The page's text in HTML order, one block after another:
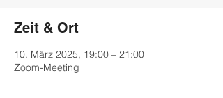
Zeit & Ort
10. März 2025, 19:00 – 21:00
Zoom-Meeting